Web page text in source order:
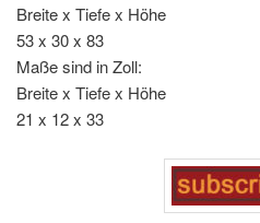
Breite x Tiefe x Höhe
53 x 30 x 83
Maße sind in Zoll:
Breite x Tiefe x Höhe
21 x 12 x 33